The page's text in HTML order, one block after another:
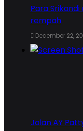
Para
rempah
December 22,
Jalan AY